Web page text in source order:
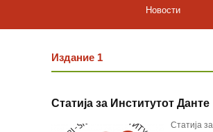
Новости
Издание 1
Статија за Институтот Данте
Статија за